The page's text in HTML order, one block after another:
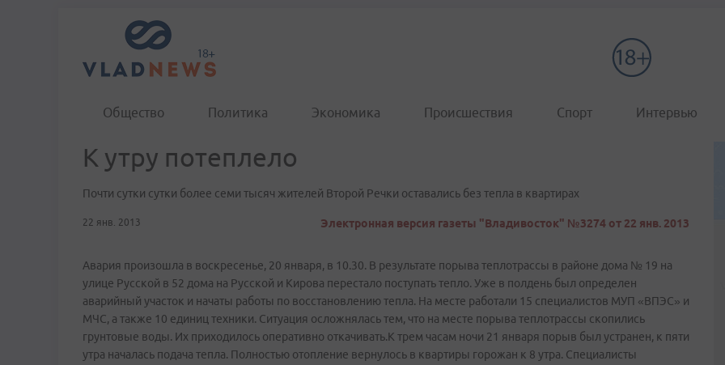
Общество Политика Экономика Происшествия Спорт Интервью
К утру потеплело
Почти сутки сутки более семи тысяч жителей Второй Речки оставались без тепла в квартирах
22 янв. 2013 Электронная версия газеты "Владивосток" №3274 от 22 янв. 2013
Авария произошла в воскресенье, 20 января, в 10.30. В результате порыва теплотрассы в районе дома № 19 на
улице Русской в 52 дома на Русской и Кирова перестало поступать тепло. Уже в полдень был определен
аварийный участок и начаты работы по восстановлению тепла. На месте работали 15 специалистов МУП «ВПЭС» и
МЧС, а также 10 единиц техники. Ситуация осложнялась тем, что на месте порыва теплотрассы скопились
грунтовые воды. Их приходилось оперативно откачивать.К трем часам ночи 21 января порыв был устранен, к пяти
утра началась подача тепла. Полностью отопление вернулось в квартиры горожан к 8 утра. Специалисты